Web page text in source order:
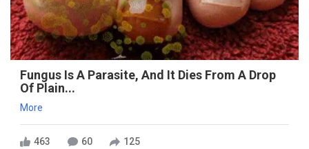
Fungus Is A Parasite, And It Dies From A Drop
Of Plain...
More
463 60 125